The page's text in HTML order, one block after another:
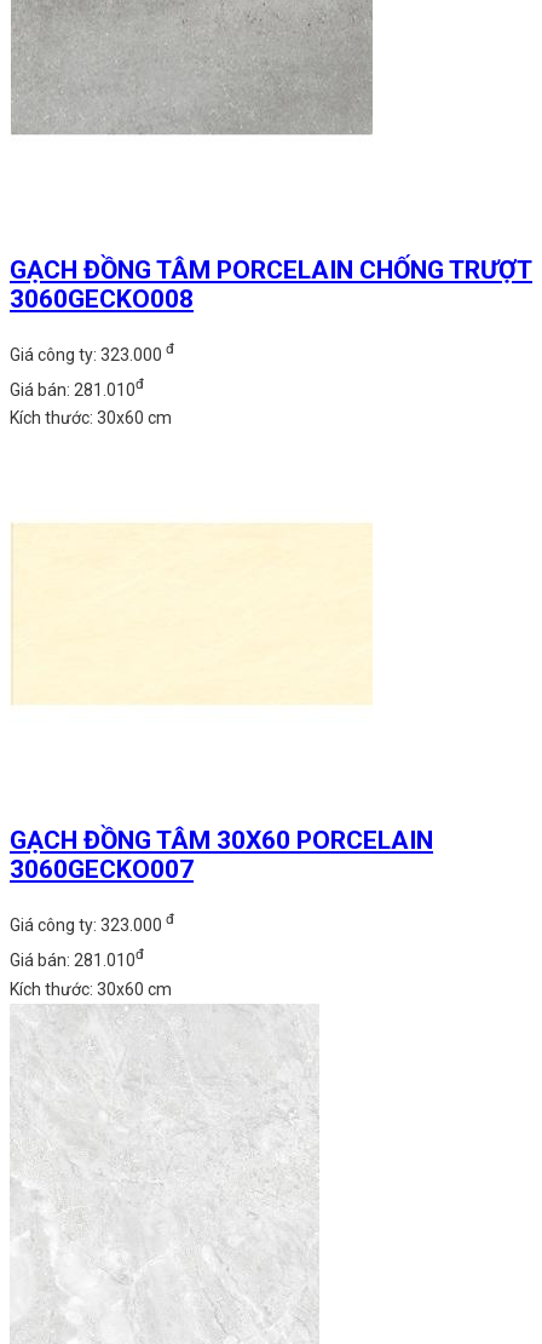
GẠCH ĐỒNG TÂM PORCELAIN CHỐNG TRƯỢT
3060GECKO008
Giá công ty: 323.000 đ
Giá bán: 281.010đ
Kích thước: 30x60 cm
GẠCH ĐỒNG TÂM 30X60 PORCELAIN
3060GECKO007
Giá công ty: 323.000 đ
Giá bán: 281.010đ
Kích thước: 30x60 cm